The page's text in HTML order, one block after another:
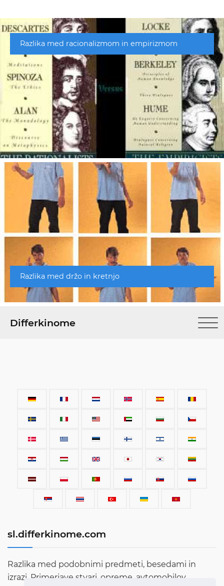
Razlika med racionalizmom in empirizmom
Razlika med držo in kretnjo
Differkinome
sl.differkinome.com
Razlika med podobnimi predmeti, besedami in
izrazi. Primerjave stvari, opreme, avtomobilov,